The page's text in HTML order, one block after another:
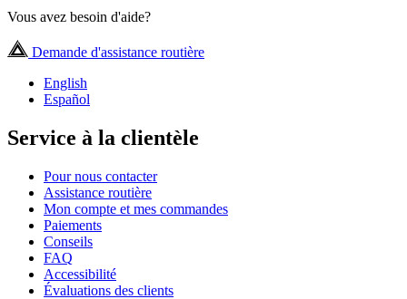
Vous avez besoin d'aide?
Demande d'assistance routière
English
Español
Service à la clientèle
Pour nous contacter
Assistance routière
Mon compte et mes commandes
Paiements
Conseils
FAQ
Accessibilité
Évaluations des clients